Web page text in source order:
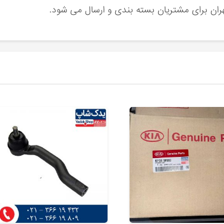
برای مشتریان بسته بندی و ارسال می شود.